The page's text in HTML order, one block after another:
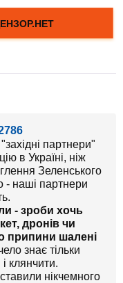
партнери"
в Україні, ніж
Зеленського
- наші партнери
- зроби хочь
дронів чи
припини шалені
знає тільки
клянчити.
нікчемного